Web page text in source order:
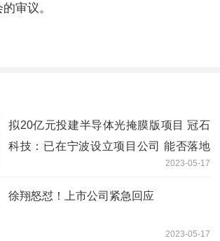
审议。
拟20亿元投建半导体光掩膜版项目 冠石
科技：已在宁波设立项目公司 能否落地
2023-05-17
徐翔怒怼！上市公司紧急回应
2023-05-17